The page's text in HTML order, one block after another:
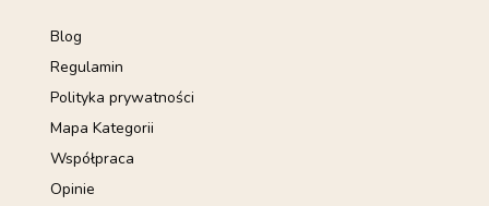
Blog
Regulamin
Polityka prywatności
Mapa Kategorii
Współpraca
Opinie